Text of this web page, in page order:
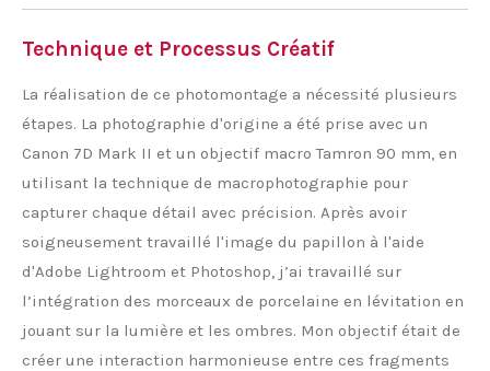
Technique et Processus Créatif
La réalisation de ce photomontage a nécessité plusieurs
étapes. La photographie d'origine a été prise avec un
Canon 7D Mark II et un objectif macro Tamron 90 mm, en
utilisant la technique de macrophotographie pour
capturer chaque détail avec précision. Après avoir
soigneusement travaillé l'image du papillon à l'aide
d'Adobe Lightroom et Photoshop, j’ai travaillé sur
l’intégration des morceaux de porcelaine en lévitation en
jouant sur la lumière et les ombres. Mon objectif était de
créer une interaction harmonieuse entre ces fragments